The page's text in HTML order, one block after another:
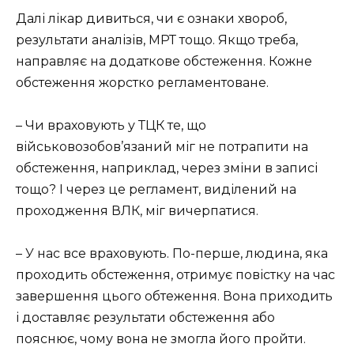
Далі лікар дивиться, чи є ознаки хвороб,
результати аналізів, МРТ тощо. Якщо треба,
направляє на додаткове обстеження. Кожне
обстеження жорстко регламентоване.
– Чи враховують у ТЦК те, що
військовозобов’язаний міг не потрапити на
обстеження, наприклад, через зміни в записі
тощо? І через це регламент, виділений на
проходження ВЛК, міг вичерпатися.
– У нас все враховують. По-перше, людина, яка
проходить обстеження, отримує повістку на час
завершення цього обтеження. Вона приходить
і доставляє результати обстеження або
пояснює, чому вона не змогла його пройти.